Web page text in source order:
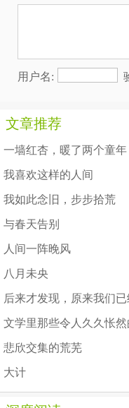
用户名:
文章推荐
一墙红杏，暖了两个童年
我喜欢这样的人间
我如此念旧，步步拾荒
与春天告别
人间一阵晚风
八月未央
文学里那些令人久久怅然
悲欣交集的荒芜
大计